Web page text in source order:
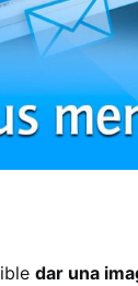
dar una